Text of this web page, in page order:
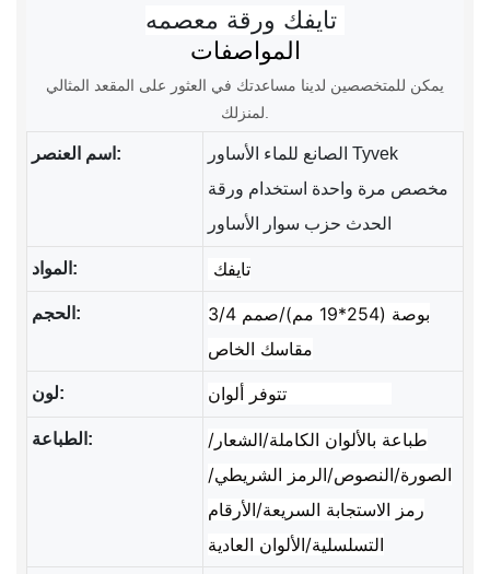
المواصفات
يمكن للمتخصصين لدينا مساعدتك في العثور على المقعد المثالي
اسم العنصر:
الصانع للماء الأساور Tyvek
مخصص مرة واحدة استخدام ورقة
الحدث حزب سوار الأساور
المواد: تايفك
الحجم:
3/4 بوصة (254*19 مم)/صمم
مقاسك الخاص
لون:
الطباعة:
طباعة بالألوان الكاملة/الشعار/
الصورة/النصوص/الرمز الشريطي/
رمز الاستجابة السريعة/الأرقام
التسلسلية/الألوان العادية